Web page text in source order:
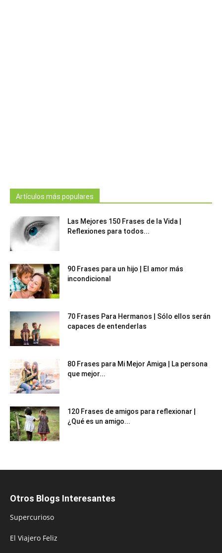
Artículos más populares
Las Mejores 150 Frases de la Vida |
Reflexiones para todos...
90 Frases para un hijo | El amor más
incondicional
70 Frases Para Hermanos | Sólo ellos serán
capaces de entenderlas
80 Frases para Mi Mejor Amiga | La persona
que mejor...
120 Frases de amigos para reflexionar |
¿Qué es un amigo...
Otros Blogs Interesantes
Supercurioso
El Viajero Feliz